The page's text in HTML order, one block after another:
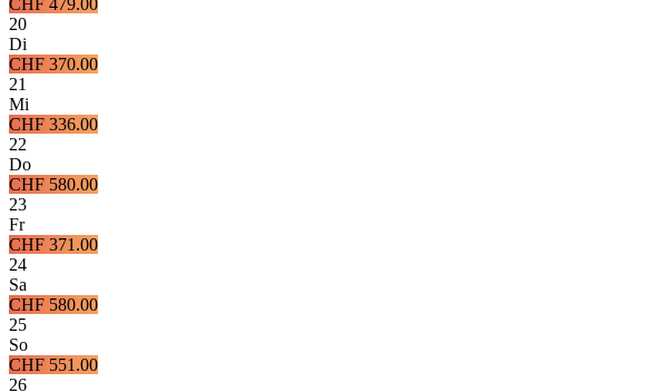
CHF 479.00
20
Di
CHF 370.00
21
Mi
CHF 336.00
22
Do
CHF 580.00
23
Fr
CHF 371.00
24
Sa
CHF 580.00
25
So
CHF 551.00
26